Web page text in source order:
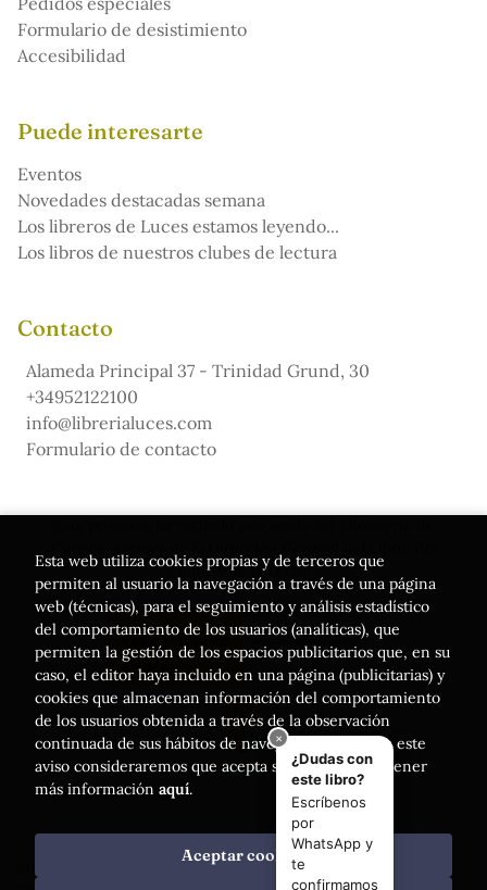
Formulario de desistimiento
Accesibilidad
Puede interesarte
Eventos
Novedades destacadas semana
Los libreros de Luces estamos leyendo...
Los libros de nuestros clubes de lectura
Contacto
Alameda Principal 37 - Trinidad Grund, 30
+34952122100
info@librerialuces.com
Formulario de contacto
Cómic y de la Lectura
. Todos los Derechos Reservados |
Esta web utiliza cookies propias y de terceros que
permiten al usuario la navegación a través de una página
web (técnicas), para el seguimiento y análisis estadístico
del comportamiento de los usuarios (analíticas), que
permiten la gestión de los espacios publicitarios que, en su
caso, el editor haya incluido en una página (publicitarias) y
cookies que almacenan información del comportamiento
de los usuarios obtenida a través de la observación
continuada de sus hábitos de navegación. Si acepta este
aviso consideraremos que acepta su uso. Puede obtener
más información aquí.
Aceptar cookies